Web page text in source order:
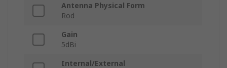
Antenna Physical Form
Rod
Gain
5dBi
Internal/External